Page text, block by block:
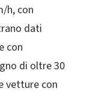
h, con
dati
con
di oltre 30
vetture con